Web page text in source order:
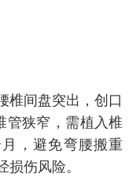
椎间盘突出，创口
管狭窄，需植入椎
，避免弯腰搬重
伤风险。